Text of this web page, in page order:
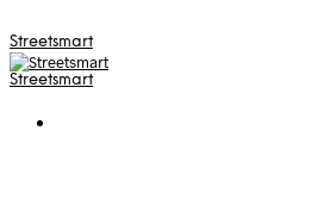
Streetsmart
Streetsmart